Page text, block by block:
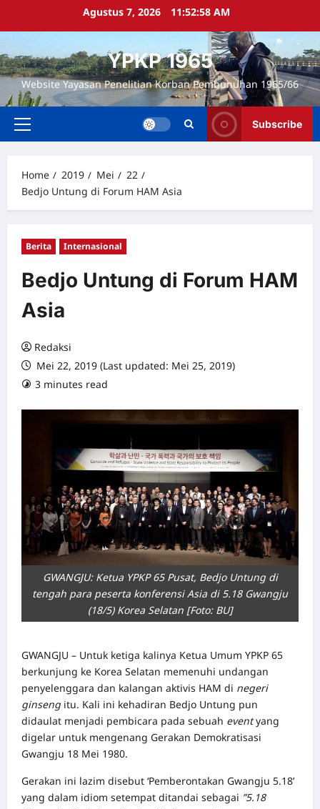
Agustus 7, 2026 11:52:59 AM
YPKP 1965
Website Yayasan Penelitian Korban Pembunuhan 1965/66
Primary
Subscribe
Home 2019 Mei
22
Bedjo Untung di Forum HAM Asia
Berita Internasional
Bedjo Untung di Forum HAM
Asia
Redaksi
Mei 22, 2019 (Last updated: Mei 25, 2019)
3 minutes read
GWANGJU: Ketua YPKP 65 Pusat, Bedjo Untung di
tengah para peserta konferensi Asia di 5.18 Gwangju
(18/5) Korea Selatan [Foto: BU]
GWANGJU – Untuk ketiga kalinya Ketua Umum YPKP 65
berkunjung ke Korea Selatan memenuhi undangan
penyelenggara dan kalangan aktivis HAM di negeri
ginsengitu. Kali ini kehadiran Bedjo Untung pun
didaulat menjadi pembicara pada sebuah eventyang
digelar untuk mengenang Gerakan Demokratisasi
Gwangju 18 Mei 1980.
Gerakan ini lazim disebut ‘Pemberontakan Gwangju 5.18’
yang dalam idiom setempat ditandai sebagai ”5.18